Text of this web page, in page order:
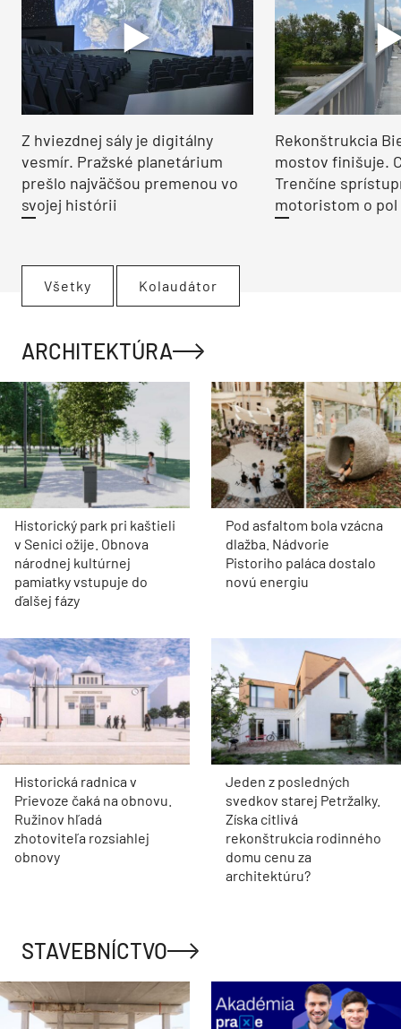
Z hviezdnej sály je digitálny
vesmír. Pražské planetárium
prešlo najväčšou premenou vo
svojej histórii
Rekonštrukcia
mostov finišuje.
Trenčíne
motoristom o pol
Všetky Kolaudátor
ARCHITEKTÚRA
Historický park pri kaštieli
v Senici ožije. Obnova
národnej kultúrnej
pamiatky vstupuje do
ďalšej fázy
Pod asfaltom bola vzácna
dlažba. Nádvorie
Pistoriho paláca dostalo
novú energiu
Historická radnica v
Prievoze čaká na obnovu.
Ružinov hľadá
zhotoviteľa rozsiahlej
obnovy
Jeden z posledných
svedkov starej Petržalky.
Získa citlivá
rekonštrukcia rodinného
domu cenu za
architektúru?
STAVEBNÍCTVO